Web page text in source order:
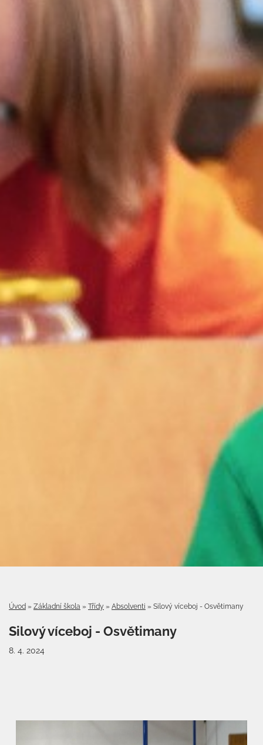
Úvod » Základní škola » Třídy » Absolventi » Silový víceboj - Osvětimany
Silový víceboj - Osvětimany
8. 4. 2024